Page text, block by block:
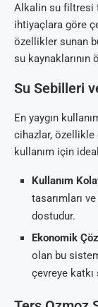
Alkalin su filtresi
ihtiyaçlara göre
özellikler sunan
su
Su Sebilleri
En yaygın
cihazlar,
kullanım için
Kullanım
tasarımları
dostudur.
Ekonomik
olan bu
çevreye katkı